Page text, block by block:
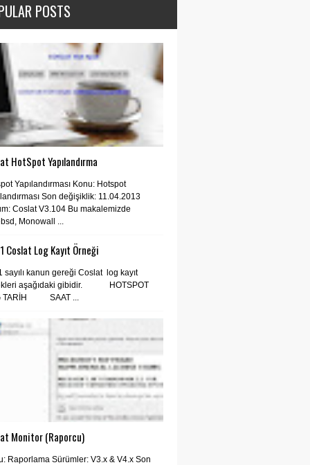
POSTS
HotSpot Yapılandırma
Yapılandırması Konu: Hotspot
Son değişiklik: 11.04.2013
Coslat V3.104 Bu makalemizde
Monowall ...
Coslat Log Kayıt Örneği
sayılı kanun gereği Coslat log kayıt
aşağıdaki gibidir. HOTSPOT
TARİH SAAT ...
Monitor (Raporcu)
Raporlama Sürümler: V3.x & V4.x Son